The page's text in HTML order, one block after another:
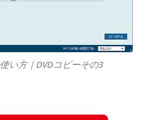
い方｜DVDコピーその3